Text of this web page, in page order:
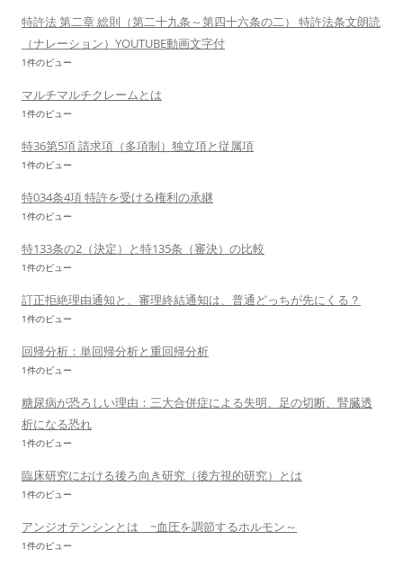
特許法 第二章 総則（第二十九条～第四十六条の二） 特許法条文朗読
（ナレーション）YOUTUBE動画文字付
1件のビュー
マルチマルチクレームとは
1件のビュー
特36第5項 請求項（多項制）独立項と従属項
1件のビュー
特034条4項 特許を受ける権利の承継
1件のビュー
特133条の2（決定）と特135条（審決）の比較
1件のビュー
訂正拒絶理由通知と、審理終結通知は、普通どっちが先にくる？
1件のビュー
回帰分析：単回帰分析と重回帰分析
1件のビュー
糖尿病が恐ろしい理由：三大合併症による失明、足の切断、腎臓透
析になる恐れ
1件のビュー
臨床研究における後ろ向き研究（後方視的研究）とは
1件のビュー
アンジオテンシンとは ~血圧を調節するホルモン～
1件のビュー